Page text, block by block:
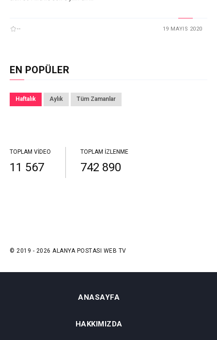
-- 19 MAYIS 2020
EN POPÜLER
Haftalık Aylık Tüm Zamanlar
TOPLAM VIDEO
11 567
TOPLAM İZLENME
742 890
© 2019 - 2026 ALANYA POSTASI WEB TV
ANASAYFA
HAKKIMIZDA